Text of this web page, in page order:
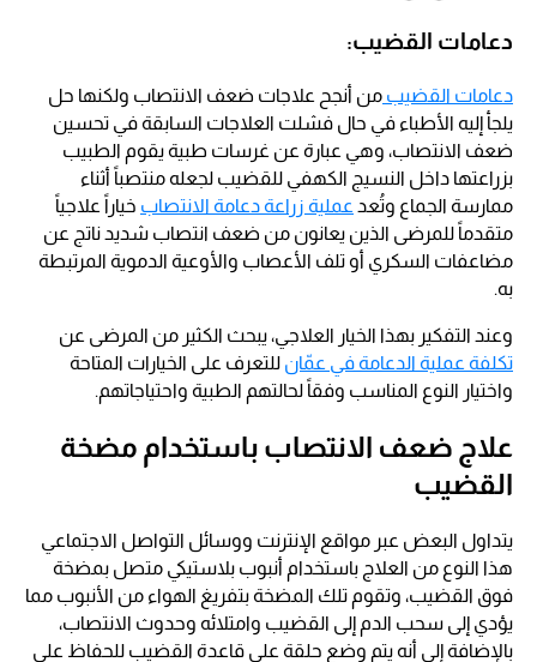
دعامات القضيب:
دعامات القضيب من أنجح علاجات ضعف الانتصاب ولكنها حل
يلجأ إليه الأطباء في حال فشلت العلاجات السابقة في تحسين
ضعف الانتصاب، وهي عبارة عن غرسات طبية يقوم الطبيب
بزراعتها داخل النسيج الكهفي للقضيب لجعله منتصباً أثناء
ممارسة الجماع وتُعد عملية زراعة دعامة الانتصاب خياراً علاجياً
متقدماً للمرضى الذين يعانون من ضعف انتصاب شديد ناتج عن
مضاعفات السكري أو تلف الأعصاب والأوعية الدموية المرتبطة
به.
وعند التفكير بهذا الخيار العلاجي، يبحث الكثير من المرضى عن
تكلفة عملية الدعامة في عمّان للتعرف على الخيارات المتاحة
واختيار النوع المناسب وفقاً لحالتهم الطبية واحتياجاتهم.
علاج ضعف الانتصاب باستخدام مضخة
القضيب
يتداول البعض عبر مواقع الإنترنت ووسائل التواصل الاجتماعي
هذا النوع من العلاج باستخدام أنبوب بلاستيكي متصل بمضخة
فوق القضيب، وتقوم تلك المضخة بتفريغ الهواء من الأنبوب مما
يؤدي إلى سحب الدم إلى القضيب وامتلائه وحدوث الانتصاب،
بالإضافة إلى أنه يتم وضع حلقة على قاعدة القضيب للحفاظ على